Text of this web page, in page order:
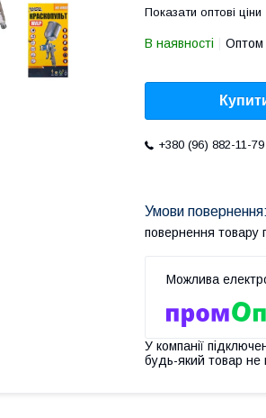
Показати оптові ціни
В наявності Оптом
+380 (96) 882-11-79
повернення товару
У компанії
будь-який товар не